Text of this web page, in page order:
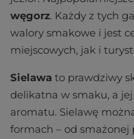
węgorz. Każdy z tych
walory smakowe i jest
miejscowych, jak i
Sielawa to prawdziwy
delikatna w smaku, a jej
aromatu. Sielawę
formach – od smażonej